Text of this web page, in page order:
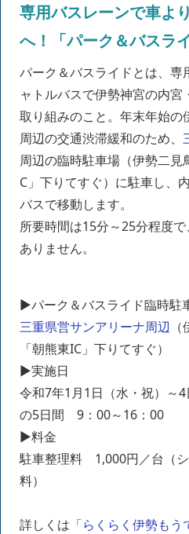
専用バスレーンで車よ
へ！「パーク＆バスラ
パーク＆バスライドとは、専
ャトルバスで伊勢神宮の内宮
取り組みのこと。年末年始の
周辺の交通渋滞緩和のため、
周辺の臨時駐車場（伊勢二
C」下りてすぐ）に駐車し、
バスで移動します。
所要時間は15分～25分程度
ありません。
▶パーク＆バスライド臨時駐
三重県営サンアリーナ周辺
「朝熊東IC」下りてすぐ）
▶実施日
令和7年1月1日（水・祝）～4
の5日間 9：00～16：00
▶料金
駐車整理料 1,000円／台（
料）
詳しくは 「らくらく伊勢もう